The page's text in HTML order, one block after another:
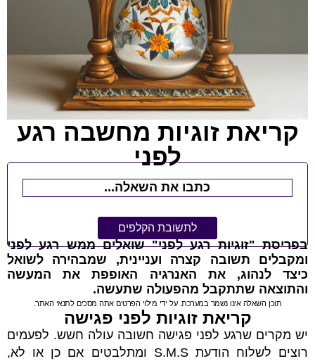
קריאת זוגיות מחשבה רגע
לפני
בפריסת "זוגיות רגע לפני" שואלים ממש רגע לפני
ומקבלים תשובה קצרה ועניינית, שמבהירה לשואל
כיצד לנהוג, את האנרגיה האופפת את המעשה
והתוצאה שתתקבל מהפעולה שתעשה.
תוכן השאלה אינו נשמר במערכת. על ידי מילוי הפרטים אתה מסכים לתנאי האתר.
קריאת זוגיות לפני פגישה
יש מקרים שרגע לפני פגישה חשובה עולה חשש. לפעמים
רוצים לשלוח הודעת S.M.S ומתלבטים אם כן או לא,